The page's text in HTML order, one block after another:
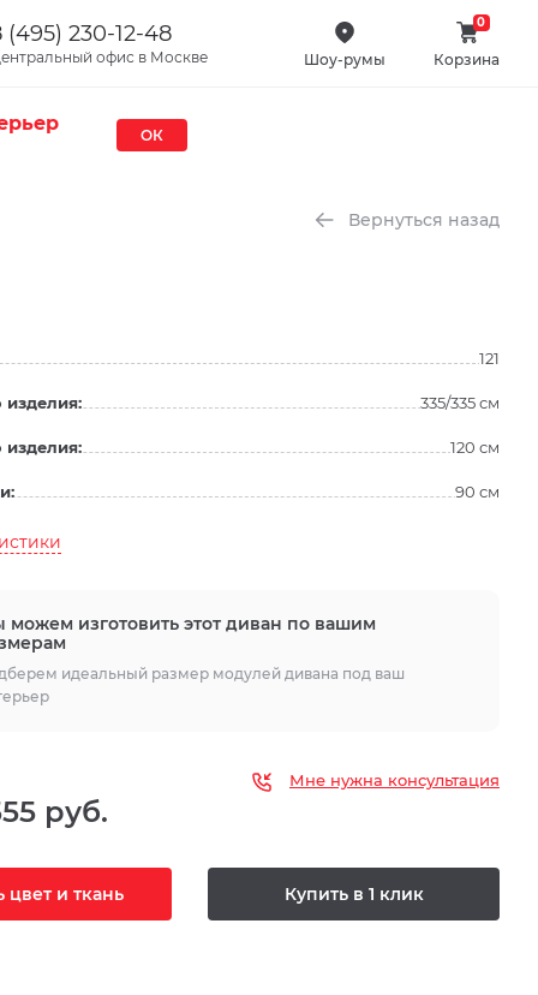
(495) 230-12-48
офис в Москве Шоу-румы
0
Корзина
ОК
Вернуться назад
121
335/335 см
изделия: 120 см
90 см
можем изготовить этот диван по вашим
идеальный размер модулей дивана под ваш
руб.
Мне нужна консультация
цвет и ткань Купить в 1 клик